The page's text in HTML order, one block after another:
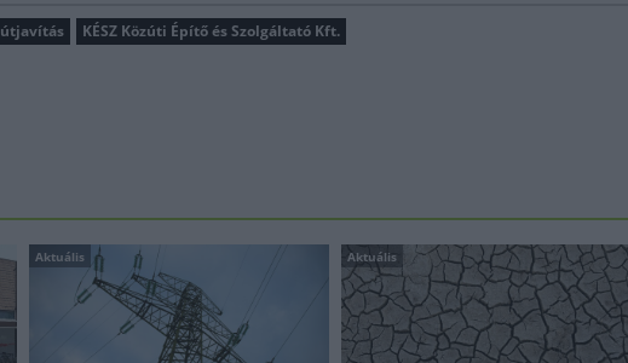
útjavítás KÉSZ Közúti Építő és Szolgáltató Kft.
Aktuális Aktuális